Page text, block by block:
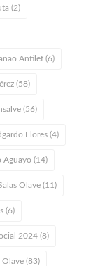
(2)
Antilef (6)
(58)
(56)
Flores (4)
Aguayo (14)
Olave (11)
(6)
2024 (8)
Olave (83)